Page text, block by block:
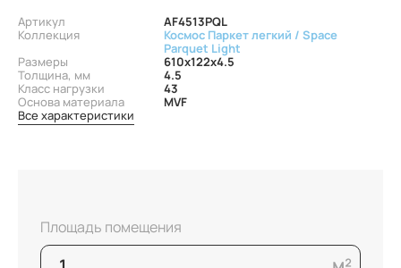
Артикул
AF4513PQL
Коллекция
Космос Паркет легкий / Space
Parquet Light
Размеры
610x122x4.5
Толщина, мм
4.5
Класс нагрузки
43
Основа материала
MVF
Все характеристики
Площадь помещения